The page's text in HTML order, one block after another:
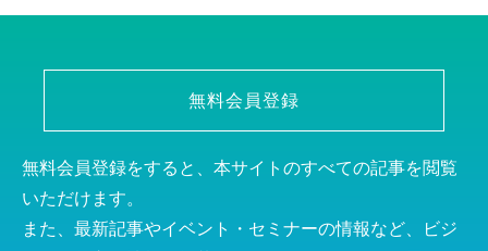
無料会員登録
無料会員登録をすると、本サイトのすべての記事を閲覧
いただけます。
また、最新記事やイベント・セミナーの情報など、ビジ